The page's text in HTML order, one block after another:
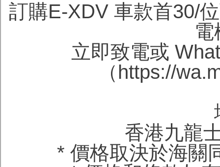
訂購E-XDV 車款首30/
立即致電或
（https://
香港九龍
* 價格取決於海關